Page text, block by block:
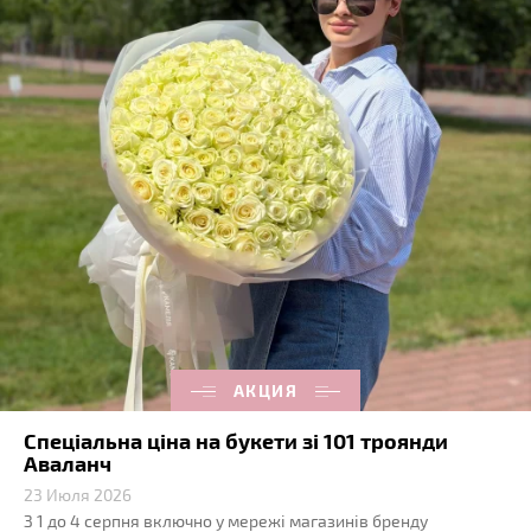
АКЦИЯ
Спеціальна ціна на букети зі 101 троянди
Аваланч
23 Июля 2026
З 1 до 4 серпня включно у мережі магазинів бренду